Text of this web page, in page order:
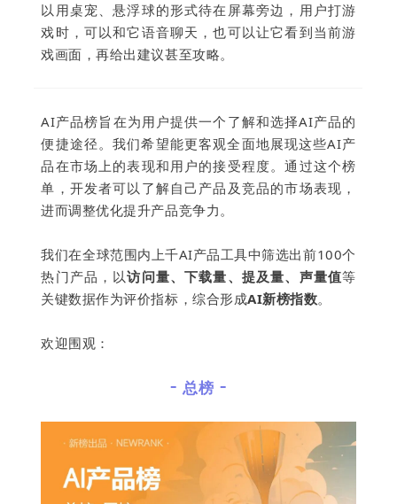
以用桌宠、悬浮球的形式待在屏幕旁边，用户打游
戏时，可以和它语音聊天，也可以让它看到当前游
戏画面，再给出建议甚至攻略。
AI产品榜旨在为用户提供一个了解和选择AI产品的
便捷途径。我们希望能更客观全面地展现这些AI产
品在市场上的表现和用户的接受程度。通过这个榜
单，开发者可以了解自己产品及竞品的市场表现，
进而调整优化提升产品竞争力。
我们在全球范围内上千AI产品工具中筛选出前100个
热门产品，以访问量、下载量、提及量、声量值等
关键数据作为评价指标，综合形成AI新榜指数。
欢迎围观：
- 总榜 -